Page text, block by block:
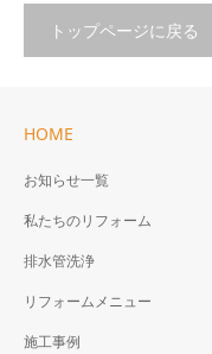
トップページに戻る
HOME
お知らせ一覧
私たちのリフォーム
排水管洗浄
リフォームメニュー
施工事例